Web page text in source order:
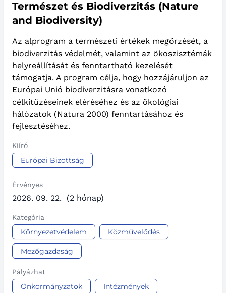
Természet és Biodiverzitás (Nature
and Biodiversity)
Az alprogram a természeti értékek megőrzését, a
biodiverzitás védelmét, valamint az ökoszisztémák
helyreállítását és fenntartható kezelését
támogatja. A program célja, hogy hozzájáruljon az
Európai Unió biodiverzitásra vonatkozó
célkitűzéseinek eléréséhez és az ökológiai
hálózatok (Natura 2000) fenntartásához és
fejlesztéséhez.
Kiíró
Európai Bizottság
Érvényes
2026. 09. 22. (2 hónap)
Kategória
Környezetvédelem Közművelődés
Mezőgazdaság
Pályázhat
Önkormányzatok Intézmények